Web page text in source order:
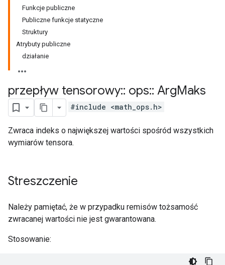
Funkcje publiczne
Publiczne funkcje statyczne
Struktury
Atrybuty publiczne
działanie
przepływ tensorowy:: ops:: ArgMaks
#include <math_ops.h>
Zwraca indeks o największej wartości spośród wszystkich
wymiarów tensora.
Streszczenie
Należy pamiętać, że w przypadku remisów tożsamość
zwracanej wartości nie jest gwarantowana.
Stosowanie: